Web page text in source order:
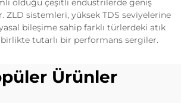
olduğu çeşitli endüstrilerde geniş
ZLD sistemleri, yüksek TDS seviyelerine
bileşime sahip farklı türlerdeki atık
tutarlı bir performans sergiler.
Ürünler